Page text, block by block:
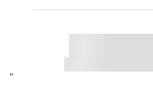
"